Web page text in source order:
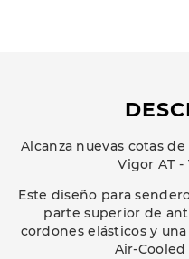
Alcanza nuevas cotas
Vigor AT -
Este diseño para
parte superior de
cordones elásticos y
Air-